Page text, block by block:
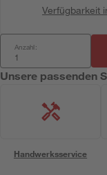
Verfügbarkeit
Anzahl:
Unsere passenden
Handwerksservice